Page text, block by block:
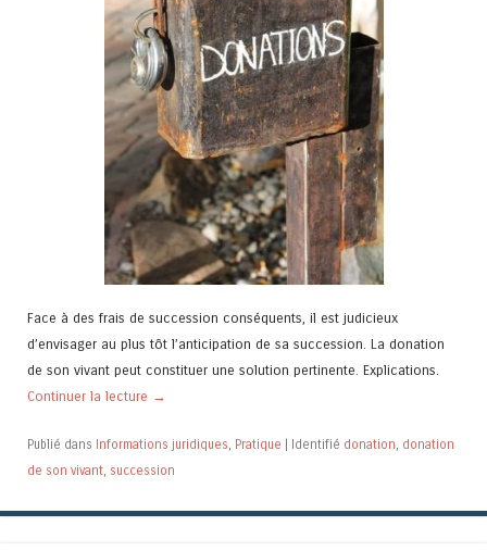
Face à des frais de succession conséquents, il est judicieux
d’envisager au plus tôt l’anticipation de sa succession. La donation
de son vivant peut constituer une solution pertinente. Explications.
Continuer la lecture →
Publié dans Informations juridiques Pratique | Identifié donation donation
de son vivant succession